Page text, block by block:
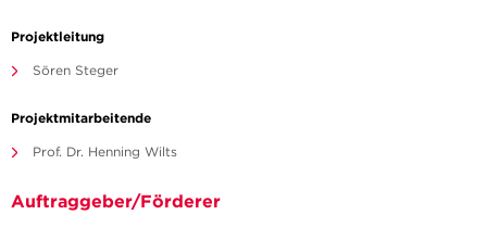
Projektleitung
Sören Steger
Projektmitarbeitende
Prof. Dr. Henning Wilts
Auftraggeber/Förderer